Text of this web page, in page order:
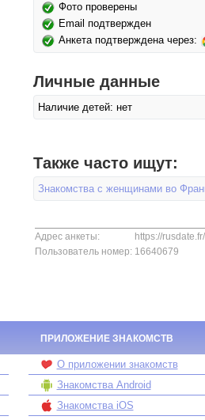
Фото проверены
Email подтвержден
Анкета подтверждена через:
Личные данные
Наличие детей: нет
Также часто ищут:
Знакомства с женщинами во
Адрес анкеты:
https://
Пользователь номер: 16640679
ПРИЛОЖЕНИЕ ЗНАКОМСТВ
О приложении знакомств
Знакомства Android
Знакомства iOS